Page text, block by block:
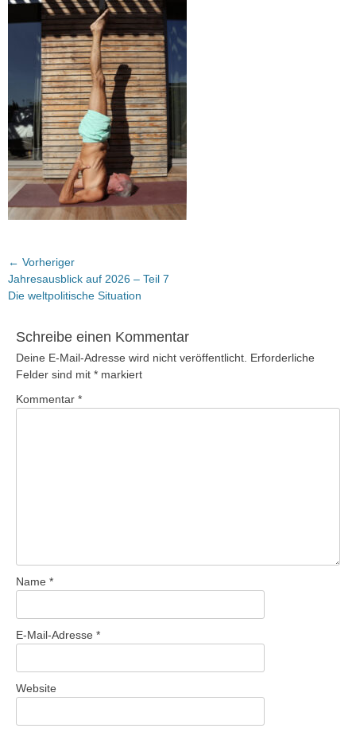
Beitragsnavigation
← Vorheriger
Vorheriger
Beitrag:
Jahresausblick auf 2026 – Teil 7
Die weltpolitische Situation
Schreibe einen Kommentar
Deine E-Mail-Adresse wird nicht veröffentlicht. Erforderliche
Felder sind mit * markiert
Kommentar *
Name *
E-Mail-Adresse *
Website